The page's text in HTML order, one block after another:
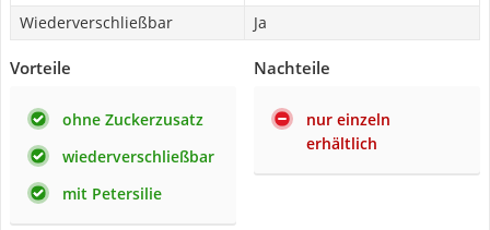
Wiederverschließbar
Ja
Vorteile
ohne Zuckerzusatz
wiederverschließbar
mit Petersilie
Nachteile
nur einzeln
erhältlich